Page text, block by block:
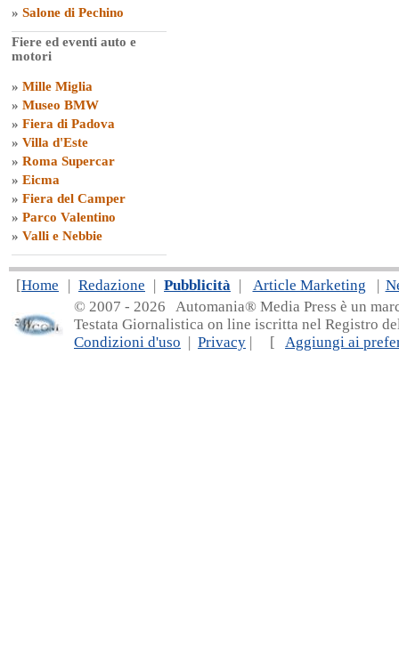
» Salone di Pechino
Fiere ed eventi auto e
motori
» Mille Miglia
» Museo BMW
» Fiera di Padova
» Villa d'Este
» Roma Supercar
» Eicma
» Fiera del Camper
» Parco Valentino
» Valli e Nebbie
[Home | Redazione | Pubblicità | Article Marketing |
© 2007 - 2026 Automania® Media Press è un
Testata Giornalistica on line iscritta nel Registro
Condizioni d'uso | Privacy | [ Aggiungi ai